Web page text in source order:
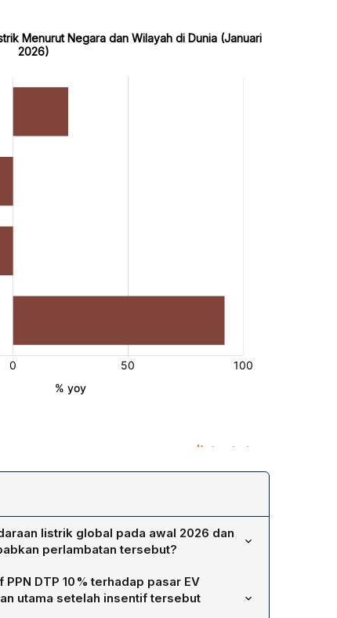
listrik global pada awal 2026 dan
perlambatan tersebut?
menunjukkan penjualan EV global pada
turun 3 % YoY dan 44 % MoM dibanding
secara serentak di Amerika Serikat, Jerman,
DTP 10 % terhadap pasar EV
utama setelah insentif tersebut